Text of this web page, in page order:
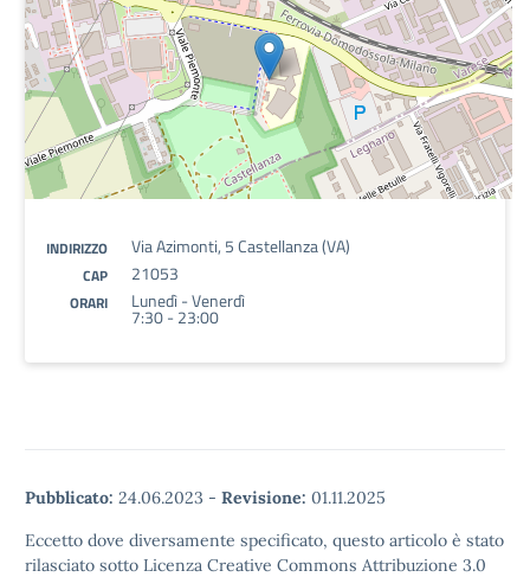
INDIRIZZO Via Azimonti, 5 Castellanza (VA)
CAP 21053
ORARI Lunedì - Venerdì
7:30 - 23:00
Pubblicato: 24.06.2023 - Revisione: 01.11.2025
Eccetto dove diversamente specificato, questo articolo è stato
rilasciato sotto Licenza Creative Commons Attribuzione 3.0